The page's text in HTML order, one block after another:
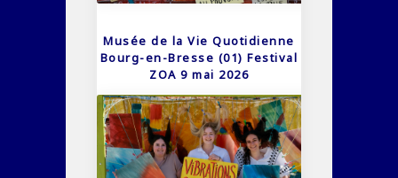
Musée de la Vie Quotidienne
Bourg-en-Bresse (01) Festival
ZOA 9 mai 2026